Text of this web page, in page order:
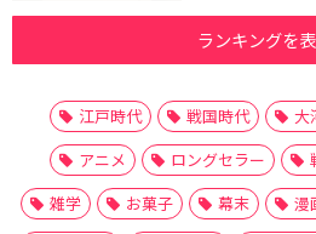
ランキングを
江戸時代 戦国時代 大
アニメ
ロングセラー
雑学
お菓子 幕末 漫